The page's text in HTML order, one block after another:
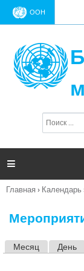
ООН
п
и

Вы
Главная › Календарь
Месяц День